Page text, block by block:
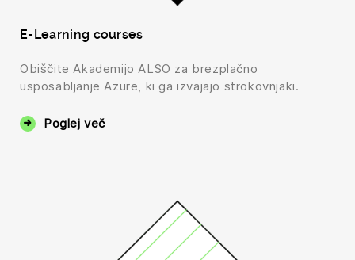
E-Learning courses
Obiščite Akademijo ALSO za brezplačno
usposabljanje Azure, ki ga izvajajo strokovnjaki.
Poglej več